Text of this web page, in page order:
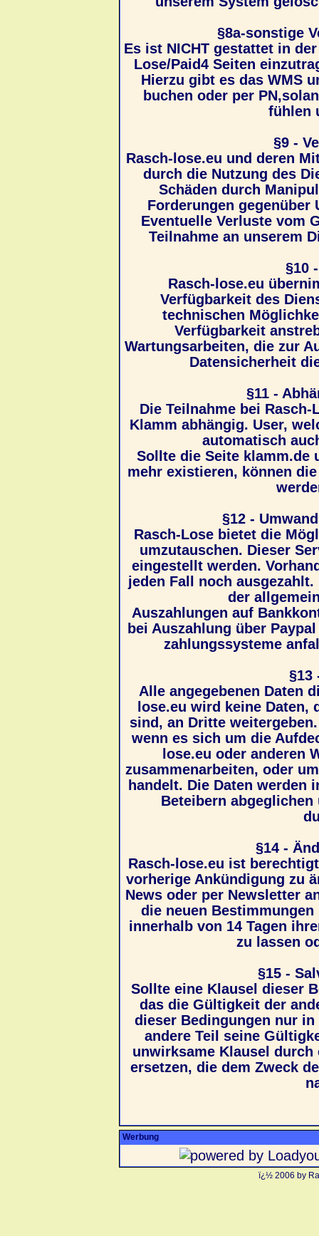
§8a-sonstige
Es ist NICHT gestattet in
Lose/Paid4 Seiten
Hierzu gibt es das WMS
buchen oder per
fühlen
§9 -
Rasch-lose.eu und deren
durch die Nutzung des
Schäden durch
Forderungen gegenüber
Eventuelle Verluste vom
Teilnahme an unserem
§10
Rasch-lose.eu
Verfügbarkeit des
technischen
Verfügbarkeit
Wartungsarbeiten, die zur
Datensicherheit
§11 -
Die Teilnahme bei
Klamm abhängig. User,
automatisch
Sollte die Seite klamm.de
mehr existieren, können
§12 -
Rasch-Lose bietet die
umzutauschen. Dieser
eingestellt werden.
jeden Fall noch
der
Auszahlungen auf
bei Auszahlung über
zahlungssysteme
§13
Alle angegebenen Daten
lose.eu wird keine Daten,
sind, an Dritte
wenn es sich um die
lose.eu oder anderen
zusammenarbeiten, oder
handelt. Die Daten werden
Beteibern
§14 -
Rasch-lose.eu ist
vorherige Ankündigung zu
News oder per Newsletter
die neuen
innerhalb von 14 Tagen
zu lassen
§15 -
Sollte eine Klausel dieser
das die Gültigkeit der
dieser Bedingungen nur
andere Teil seine
unwirksame Klausel
ersetzen, die dem Zweck
Werbung
ï¿½ 2006 by